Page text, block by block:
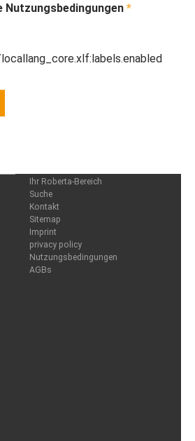
Nutzungsbedingungen *
Ihr Roberta-Bereich
Suche
Kontakt
Sitemap
Imprint
privacy policy
Nutzungsbedingungen
AGBs